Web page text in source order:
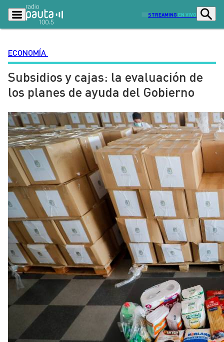
STREAMING EN VIVO
Podcasts Programas
Lo Último Actualidad
Ciudad Economía
Radio en vivo Sostenibilidad
Tendencias Deportes
Entretención y Cultura Opinión
Dato en Pauta Señal 2
Contenido Patrocinado
ECONOMÍA
Subsidios y cajas: la evaluación de
los planes de ayuda del Gobierno